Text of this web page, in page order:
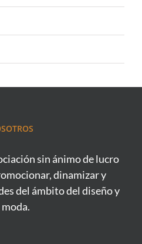
sin ánimo de lucro
dinamizar y
del ámbito del diseño y
moda.